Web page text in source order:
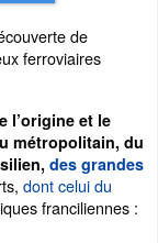
de
ferroviaires
l’origine et le
métropolitain, du
des grandes
dont celui du
franciliennes :